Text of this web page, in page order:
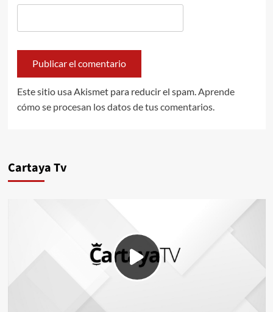
Este sitio usa Akismet para reducir el spam. Aprende
cómo se procesan los datos de tus comentarios.
Cartaya Tv